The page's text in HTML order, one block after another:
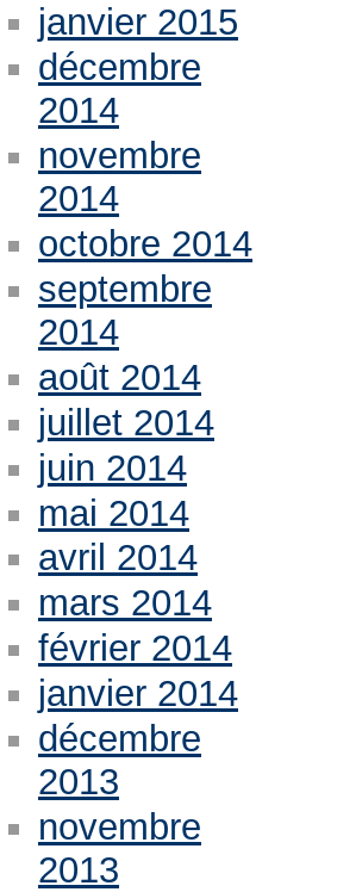
janvier 2015
décembre
2014
novembre
2014
octobre 2014
septembre
2014
août 2014
juillet 2014
juin 2014
mai 2014
avril 2014
mars 2014
février 2014
janvier 2014
décembre
2013
novembre
2013